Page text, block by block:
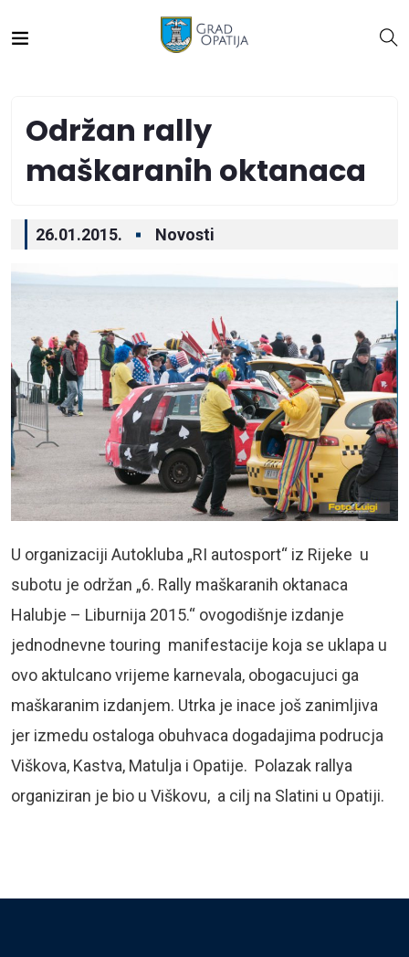
Održan rally
maškaranih oktanaca
26.01.2015. Novosti
U organizaciji Autokluba „RI autosport“ iz Rijeke u
subotu je održan „6. Rally maškaranih oktanaca
Halubje – Liburnija 2015.“ ovogodišnje izdanje
jednodnevne touring manifestacije koja se uklapa u
ovo aktulcano vrijeme karnevala, obogacujuci ga
maškaranim izdanjem. Utrka je inace još zanimljiva
jer izmedu ostaloga obuhvaca dogadajima podrucja
Viškova, Kastva, Matulja i Opatije. Polazak rallya
organiziran je bio u Viškovu, a cilj na Slatini u Opatiji.